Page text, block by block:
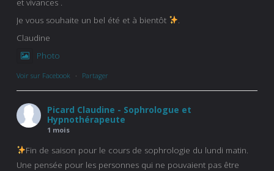
Je vous souhaite un bel été et à bientôt
Claudine
Photo
Voir sur Facebook · Partager
Picard Claudine - Sophrologue et
Hypnothérapeute
1 mois
Fin de saison pour le cours de sophrologie du lundi matin.
Une pensée pour les personnes qui ne pouvaient pas être